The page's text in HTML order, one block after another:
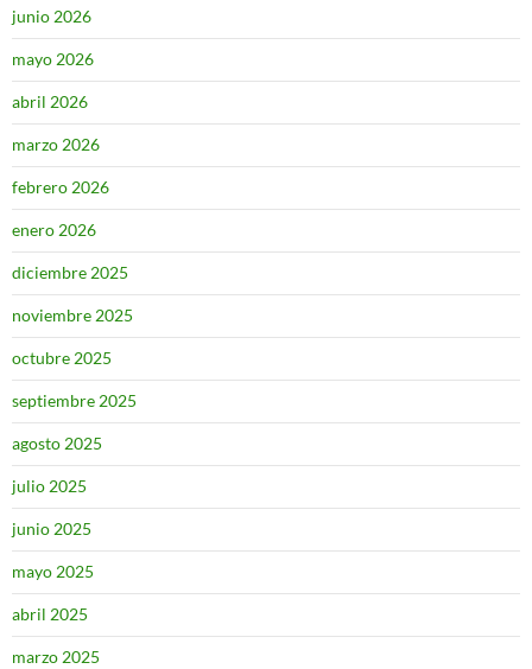
junio 2026
mayo 2026
abril 2026
marzo 2026
febrero 2026
enero 2026
diciembre 2025
noviembre 2025
octubre 2025
septiembre 2025
agosto 2025
julio 2025
junio 2025
mayo 2025
abril 2025
marzo 2025